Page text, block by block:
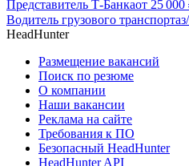
Представитель Т-Банкаот 25 000
Водитель грузового транспорта
HeadHunter
Размещение вакансий
Поиск по резюме
О компании
Наши вакансии
Реклама на сайте
Требования к ПО
Безопасный HeadHunter
HeadHunter API